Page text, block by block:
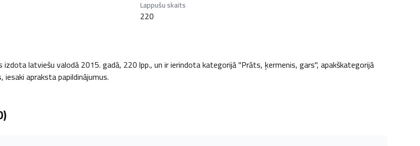
Lappušu skaits
220
izdota latviešu valodā 2015. gadā, 220 lpp., un ir ierindota kategorijā "Prāts, ķermenis, gars", apakškategorijā
apraksta papildinājumus.
)